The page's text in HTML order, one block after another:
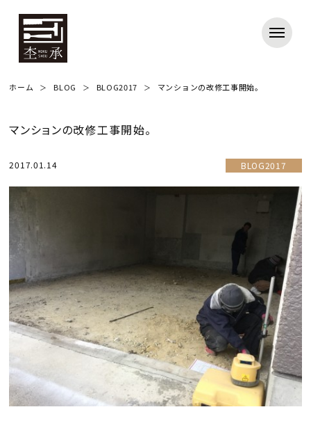
ホーム BLOG BLOG2017 マンションの改修工事開始。
マンションの改修工事開始。
2017.01.14 BLOG2017